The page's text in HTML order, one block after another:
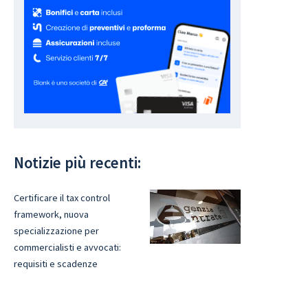
Notizie più recenti:
Certificare il tax control
framework, nuova
specializzazione per
commercialisti e avvocati:
requisiti e scadenze